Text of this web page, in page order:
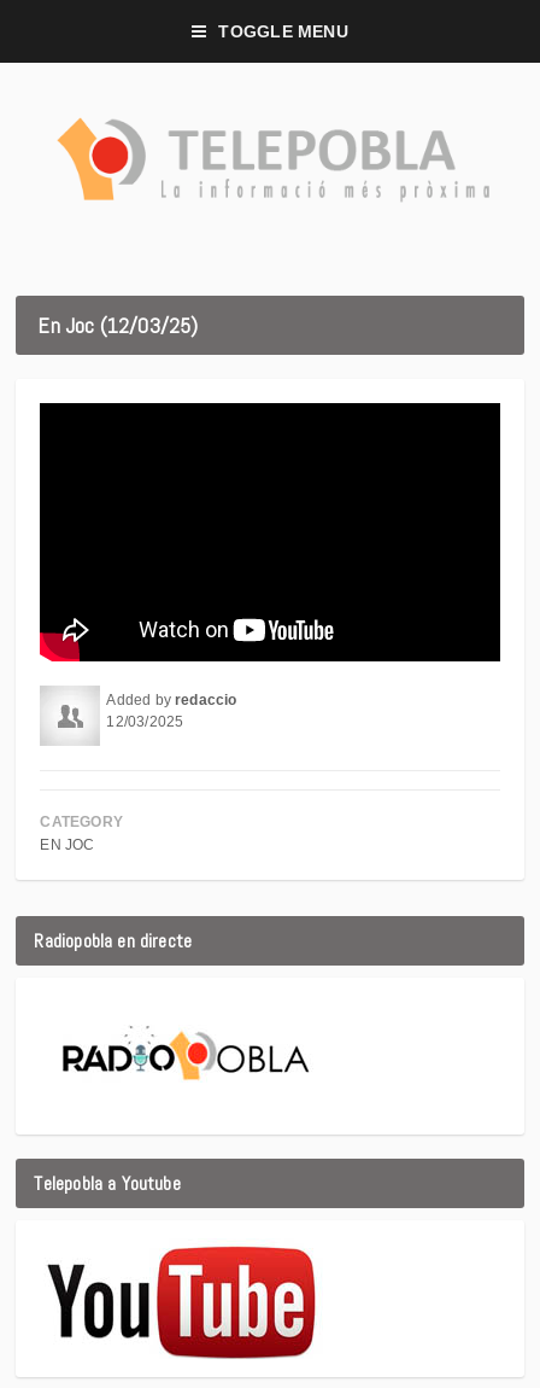
TOGGLE MENU
En Joc (12/03/25)
Added byredaccio
12/03/2025
CATEGORY
EN JOC
Radiopobla en directe
Telepobla a Youtube